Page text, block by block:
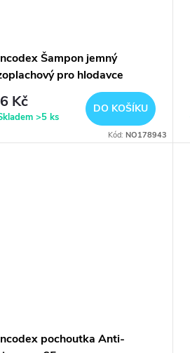
Šampon jemný
pro hlodavce
Kč
>5 ks
DO KOŠÍKU
Kód: NO178943
pochoutka Anti-